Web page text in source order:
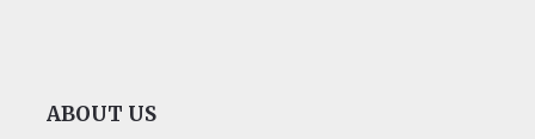
ABOUT US